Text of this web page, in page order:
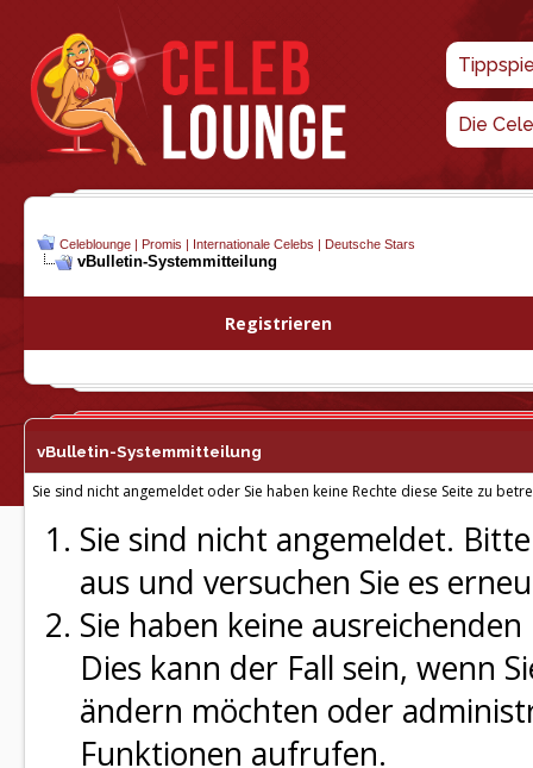
Die
Celeblounge | Promis | Internationale Celebs | Deutsche Stars
vBulletin-Systemmitteilung
Registrieren
vBulletin-Systemmitteilung
Sie sind nicht angemeldet oder Sie haben keine Rechte diese Seite zu
Sie sind nicht angemeldet.
aus und versuchen Sie es
Sie haben keine
Dies kann der Fall sein, wenn
ändern möchten oder
Funktionen aufrufen.